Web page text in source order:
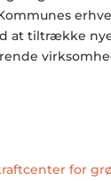
at tiltrække
for